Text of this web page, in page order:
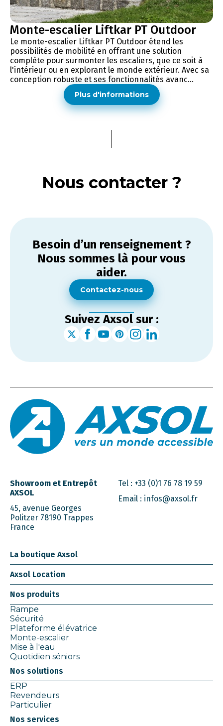
Monte-escalier Liftkar PT Outdoor
Le monte-escalier Liftkar PT Outdoor étend les
possibilités de mobilité en offrant une solution
complète pour surmonter les escaliers, que ce soit à
l'intérieur ou en explorant le monde extérieur. Avec sa
conception robuste et ses fonctionnalités avanc...
Plus d'informations
Nous contacter ?
Besoin d’un renseignement ?
Nous sommes là pour vous
aider.
Contactez-nous
Suivez Axsol sur :
Showroom et Entrepôt
AXSOL
45, avenue Georges
Politzer 78190 Trappes
France
Tel : +33 (0)1 76 78 19 59
Email : infos@axsol.fr
La boutique Axsol
Axsol Location
Nos produits
Rampe
Sécurité
Plateforme élévatrice
Monte-escalier
Mise à l'eau
Quotidien séniors
Nos solutions
ERP
Revendeurs
Particulier
Nos services